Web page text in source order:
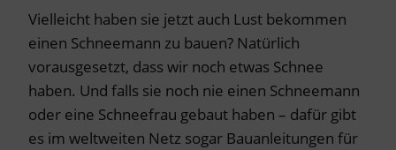
Vielleicht haben sie jetzt auch Lust bekommen
einen Schneemann zu bauen? Natürlich
vorausgesetzt, dass wir noch etwas Schnee
haben. Und falls sie noch nie einen Schneemann
oder eine Schneefrau gebaut haben – dafür gibt
es im weltweiten Netz sogar Bauanleitungen für